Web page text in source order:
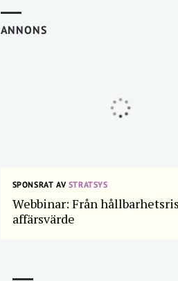
ANNONS
SPONSRAT AVSTRATSYS
Webbinar: Från
affärsvärde